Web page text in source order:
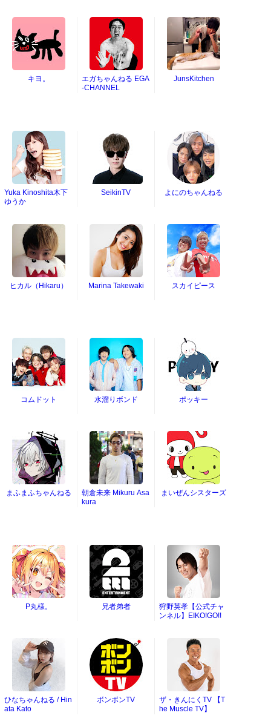
キヨ。
エガちゃんねる EGA
-CHANNEL
JunsKitchen
Yuka Kinoshita木下
ゆうか
SeikinTV よにのちゃんねる
ヒカル（Hikaru） Marina Takewaki スカイピース
コムドット 水溜りボンド ポッキー
まふまふちゃんねる
朝倉未来 Mikuru Asa
kura
まいぜんシスターズ
P丸様。 兄者弟者
狩野英孝【公式チャ
ンネル】EIKO!GO!!
ひなちゃんねる / Hin
ata Kato
ボンボンTV
ザ・きんにくTV 【T
he Muscle TV】